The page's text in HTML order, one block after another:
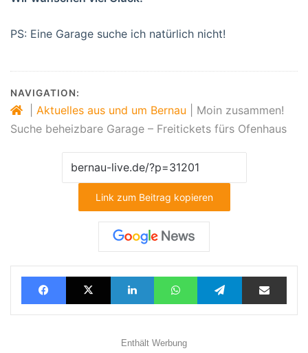
PS: Eine Garage suche ich natürlich nicht!
NAVIGATION:
Aktuelles aus und um Bernau
Moin zusammen!
Suche beheizbare Garage – Freitickets fürs Ofenhaus
Link zum Beitrag kopieren
FacebookX LinkedInWhatsAppTelegramTeilen via E-Mail
Enthält Werbung